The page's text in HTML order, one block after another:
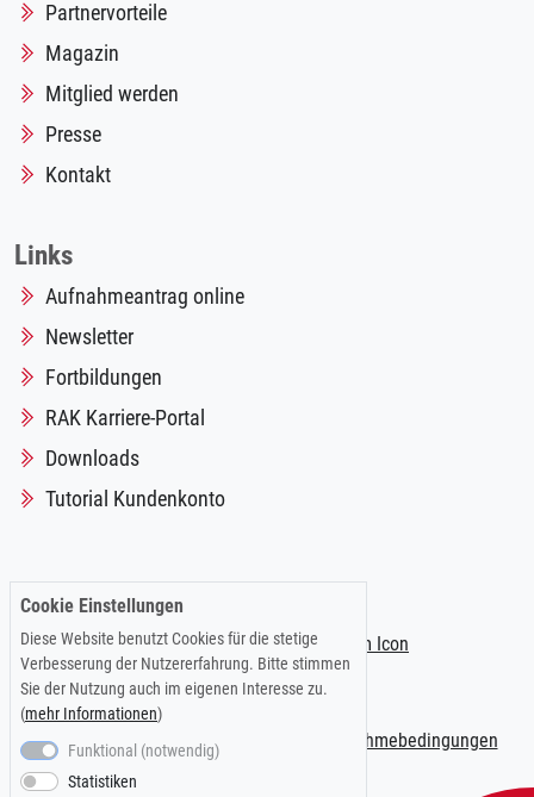
Partnervorteile
Magazin
Mitglied werden
Presse
Kontakt
Links
Aufnahmeantrag online
Newsletter
Fortbildungen
RAK Karriere-Portal
Downloads
Tutorial Kundenkonto
Impressum |Datenschutzerklärung Teilnahmebedingungen
Cookie Einstellungen
Diese Website benutzt Cookies für die stetige
Verbesserung der Nutzererfahrung. Bitte stimmen
Sie der Nutzung auch im eigenen Interesse zu.
(mehr Informationen)
Funktional (notwendig)
Statistiken